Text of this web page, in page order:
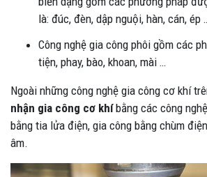
là: đúc, đèn, dập nguội, hàn, cán, ép
Công nghệ gia công phôi gồm các
tiện, phay, bào, khoan, mài …
Ngoài những công nghệ gia công cơ khí
nhận gia công cơ khíbằng các công
bằng tia lửa điện, gia công bằng chùm
âm.